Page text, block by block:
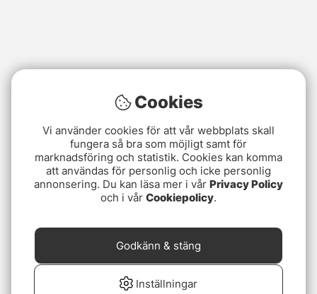
Cookies
Vi använder cookies för att vår webbplats skall
fungera så bra som möjligt samt för
marknadsföring och statistik. Cookies kan komma
att användas för personlig och icke personlig
annonsering. Du kan läsa mer i vår Privacy Policy
och i vår Cookiepolicy.
Inställningar
Godkänn & stäng